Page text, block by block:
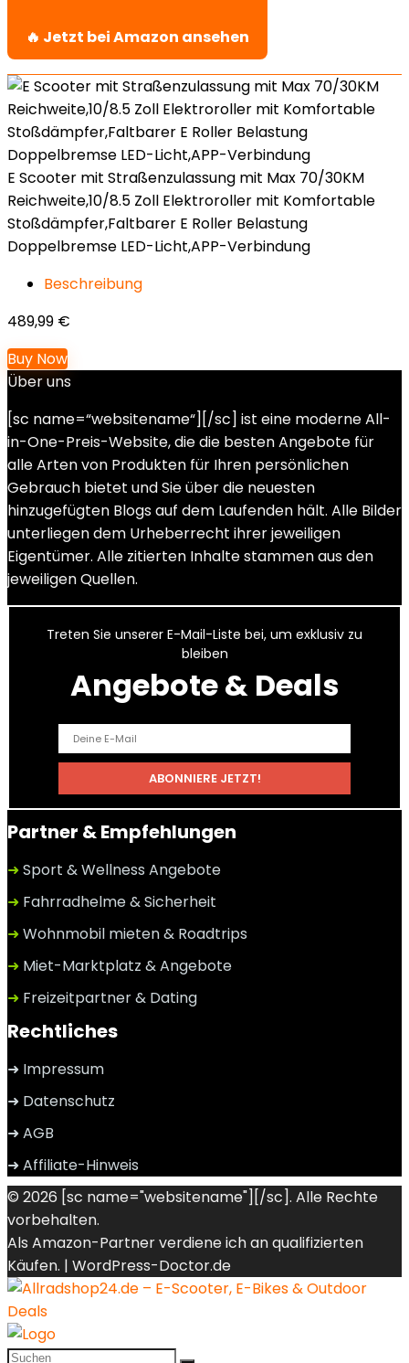
🔥 Jetzt bei Amazon ansehen
E Scooter mit Straßenzulassung mit Max 70/30KM
Reichweite,10/8.5 Zoll Elektroroller mit Komfortable
Stoßdämpfer,Faltbarer E Roller Belastung
Doppelbremse LED-Licht,APP-Verbindung
Beschreibung
489,99 €
Buy Now
Über uns
[sc name=“websitename“][/sc] ist eine moderne All-
in-One-Preis-Website, die die besten Angebote für
alle Arten von Produkten für Ihren persönlichen
Gebrauch bietet und Sie über die neuesten
hinzugefügten Blogs auf dem Laufenden hält. Alle Bilder
unterliegen dem Urheberrecht ihrer jeweiligen
Eigentümer. Alle zitierten Inhalte stammen aus den
jeweiligen Quellen.
Treten Sie unserer E-Mail-Liste bei, um exklusiv zu
bleiben
Angebote & Deals
Partner & Empfehlungen
➜ Sport & Wellness Angebote
➜ Fahrradhelme & Sicherheit
➜ Wohnmobil mieten & Roadtrips
➜ Miet-Marktplatz & Angebote
➜ Freizeitpartner & Dating
Rechtliches
➜ Impressum
➜ Datenschutz
➜ AGB
➜ Affiliate-Hinweis
© 2026 [sc name="websitename"][/sc]. Alle Rechte
vorbehalten.
Als Amazon-Partner verdiene ich an qualifizierten
Käufen. | WordPress-Doctor.de